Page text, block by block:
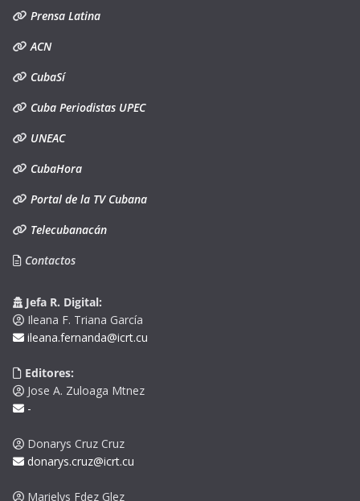
Prensa Latina
ACN
CubaSí
Cuba Periodistas UPEC
UNEAC
CubaHora
Portal de la TV Cubana
Telecubanacán
Contactos
Jefa R. Digital:
Ileana F. Triana García
ileana.fernanda@icrt.cu
Editores:
Jose A. Zuloaga Mtnez
-
Donarys Cruz Cruz
donarys.cruz@icrt.cu
Marielys Fdez Glez